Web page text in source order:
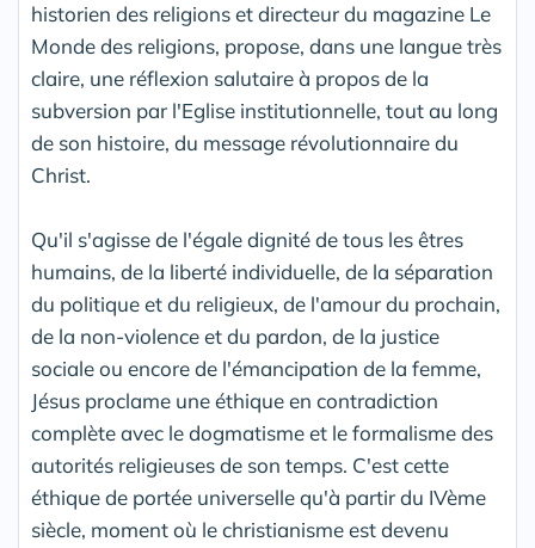
historien des religions et directeur du magazine Le
Monde des religions, propose, dans une langue très
claire, une réflexion salutaire à propos de la
subversion par l'Eglise institutionnelle, tout au long
de son histoire, du message révolutionnaire du
Christ.
Qu'il s'agisse de l'égale dignité de tous les êtres
humains, de la liberté individuelle, de la séparation
du politique et du religieux, de l'amour du prochain,
de la non-violence et du pardon, de la justice
sociale ou encore de l'émancipation de la femme,
Jésus proclame une éthique en contradiction
complète avec le dogmatisme et le formalisme des
autorités religieuses de son temps. C'est cette
éthique de portée universelle qu'à partir du IVème
siècle, moment où le christianisme est devenu